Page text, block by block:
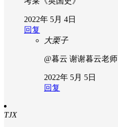
2022年 5月 4日
回复
大栗子
@暮云 谢谢暮云老师
2022年 5月 5日
回复
TJX